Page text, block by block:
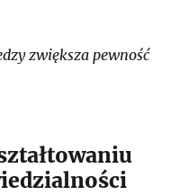
zwiększa pewność